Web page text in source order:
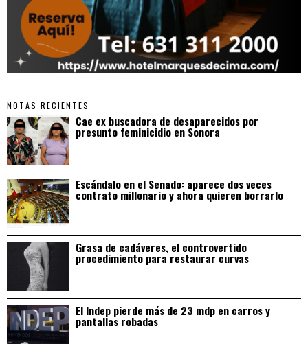
NOTAS RECIENTES
Cae ex buscadora de desaparecidos por
presunto feminicidio en Sonora
Escándalo en el Senado: aparece dos veces
contrato millonario y ahora quieren borrarlo
Grasa de cadáveres, el controvertido
procedimiento para restaurar curvas
El Indep pierde más de 23 mdp en carros y
pantallas robadas